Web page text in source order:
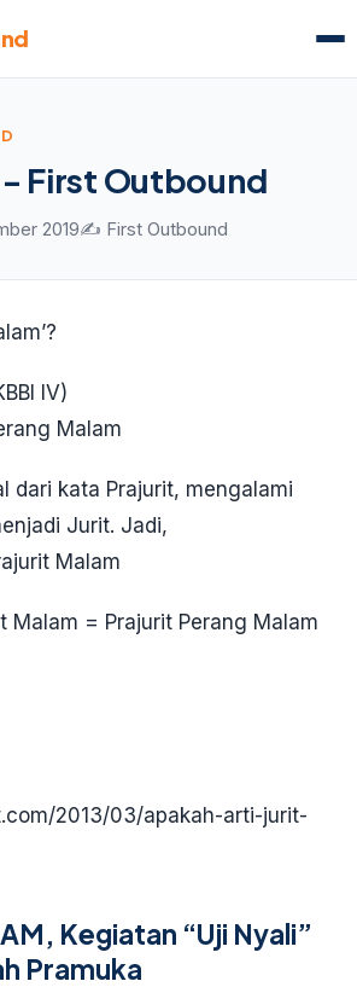
First Outbound
2019✍️ First Outbound
IV)
Malam
dari kata Prajurit, mengalami
Jurit. Jadi,
Malam
Malam = Prajurit Perang Malam
2013/03/apakah-arti-jurit-
Kegiatan “Uji Nyali”
Pramuka